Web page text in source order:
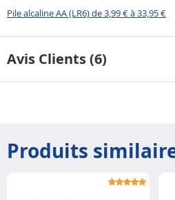
Pile alcaline AA (LR6) de 3,99 € à 33,95 €
Avis Clients (6)
Produits